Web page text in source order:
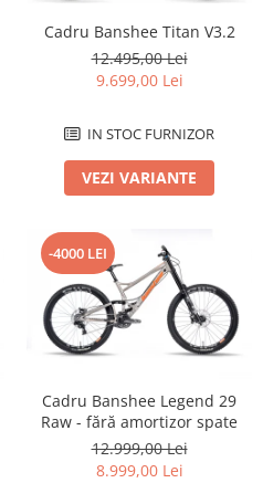
Cadru Banshee Titan V3.2
12.495,00 Lei
9.699,00 Lei
IN STOC FURNIZOR
VEZI VARIANTE
-4000 LEI
Cadru Banshee Legend 29
Raw - fără amortizor spate
12.999,00 Lei
8.999,00 Lei